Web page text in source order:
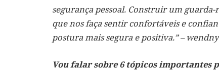
segurança pessoal. Construir um
que nos faça sentir confortáveis e
postura mais segura e positiva.” –
Vou falar sobre 6 tópicos importantes